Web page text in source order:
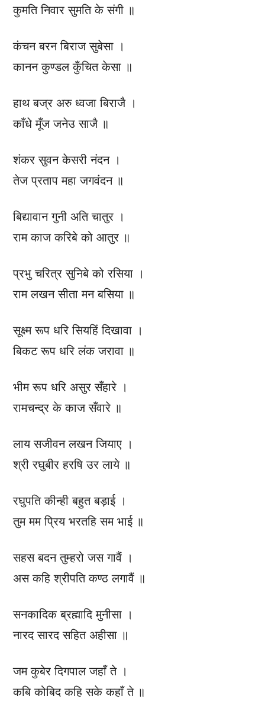
कुमति निवार सुमति के संगी ॥
कंचन बरन बिराज सुबेसा ।
कानन कुण्डल कुँचित केसा ॥
हाथ बज्र अरु ध्वजा बिराजै ।
काँधे मूँज जनेउ साजै ॥
शंकर सुवन केसरी नंदन ।
तेज प्रताप महा जगवंदन ॥
बिद्यावान गुनी अति चातुर ।
राम काज करिबे को आतुर ॥
प्रभु चरित्र सुनिबे को रसिया ।
राम लखन सीता मन बसिया ॥
सूक्ष्म रूप धरि सियहिं दिखावा ।
बिकट रूप धरि लंक जरावा ॥
भीम रूप धरि असुर सँहारे ।
रामचन्द्र के काज सँवारे ॥
लाय सजीवन लखन जियाए ।
श्री रघुबीर हरषि उर लाये ॥
रघुपति कीन्ही बहुत बड़ाई ।
तुम मम प्रिय भरतहि सम भाई ॥
सहस बदन तुम्हरो जस गावैं ।
अस कहि श्रीपति कण्ठ लगावैं ॥
सनकादिक ब्रह्मादि मुनीसा ।
नारद सारद सहित अहीसा ॥
जम कुबेर दिगपाल जहाँ ते ।
कबि कोबिद कहि सके कहाँ ते ॥